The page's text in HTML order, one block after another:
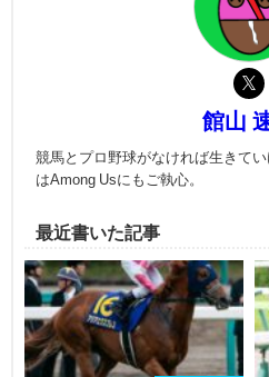
館山
競馬とプロ野球がなければ生きて
はAmong Usにもご執心。
最近書いた記事